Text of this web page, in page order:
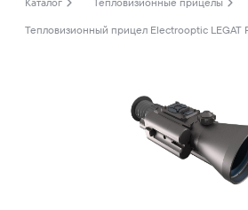
Тепловизионный прицел Electrooptic LEGAT